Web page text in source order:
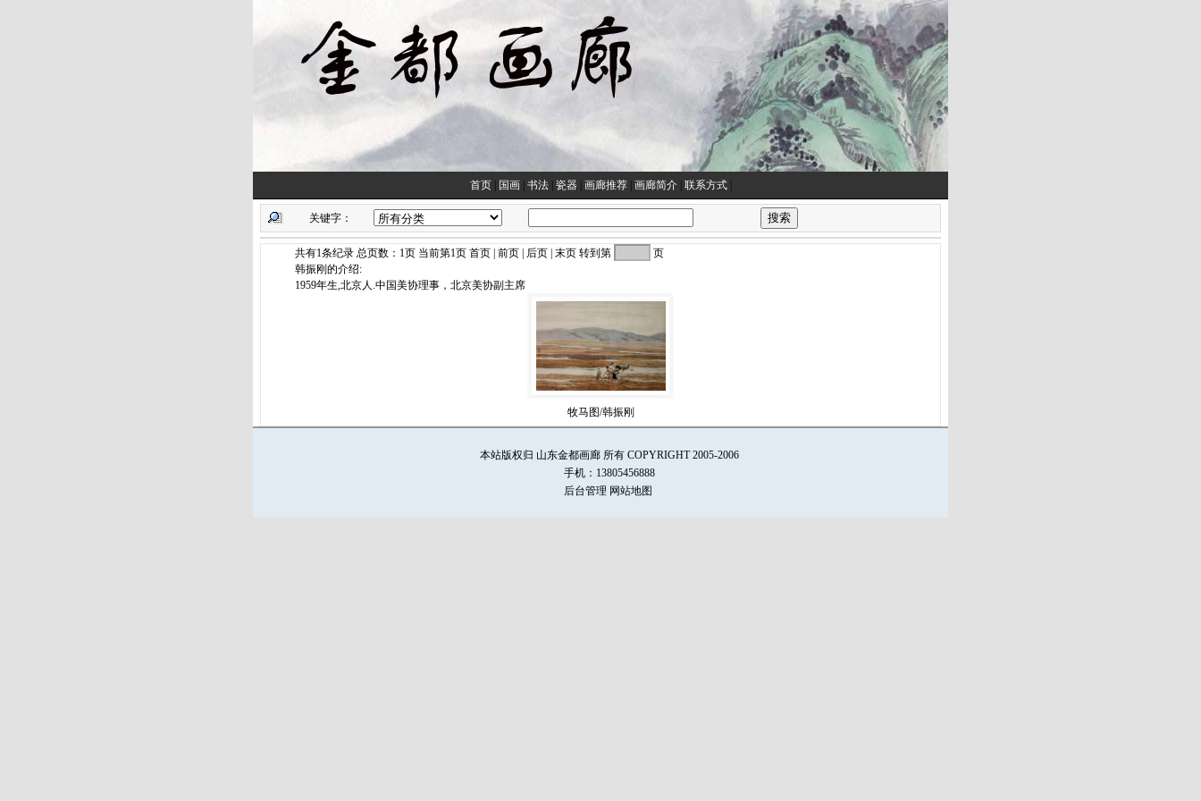
首页| 国画| 书法| 瓷器| 画廊推荐| 画廊简介| 联系方式|
关键字：
共有1条纪录 总页数：1页 当前第1页 首页 | 前页 | 后页 | 末页 转到第
页
韩振刚的介绍:
1959年生,北京人.中国美协理事，北京美协副主席
牧马图/韩振刚
本站版权归 山东金都画廊 所有 COPYRIGHT 2005-2006
手机：13805456888
后台管理 网站地图